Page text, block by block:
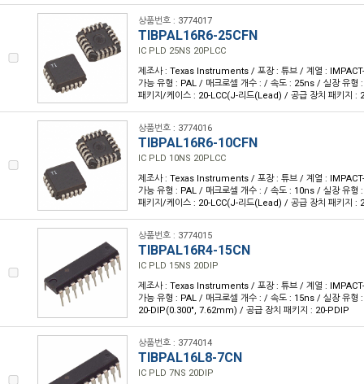
상품번호 : 3774017
TIBPAL16R6-25CFN
IC PLD 25NS 20PLCC
제조사 : Texas Instruments / 포장 : 튜브 / 계열 :
가능 유형 : PAL / 매크로셀 개수 : / 속도 : 25ns / 실장 유형
패키지/케이스 : 20-LCC(J-리드(Lead) / 공급 장치 패키지 :
상품번호 : 3774016
TIBPAL16R6-10CFN
IC PLD 10NS 20PLCC
제조사 : Texas Instruments / 포장 : 튜브 / 계열 :
가능 유형 : PAL / 매크로셀 개수 : / 속도 : 10ns / 실장 유형
패키지/케이스 : 20-LCC(J-리드(Lead) / 공급 장치 패키지 :
상품번호 : 3774015
TIBPAL16R4-15CN
IC PLD 15NS 20DIP
제조사 : Texas Instruments / 포장 : 튜브 / 계열 :
가능 유형 : PAL / 매크로셀 개수 : / 속도 : 15ns / 실장 유형
20-DIP(0.300", 7.62mm) / 공급 장치 패키지 : 20-PDIP
상품번호 : 3774014
TIBPAL16L8-7CN
IC PLD 7NS 20DIP